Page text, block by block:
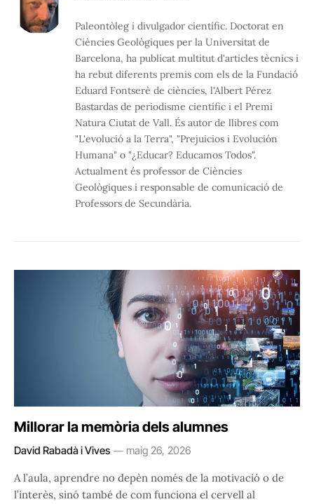
Paleontòleg i divulgador científic. Doctorat en
Ciències Geològiques per la Universitat de
Barcelona, ha publicat multitut d'articles tècnics i
ha rebut diferents premis com els de la Fundació
Eduard Fontserè de ciències, l'Albert Pérez
Bastardas de periodisme científic i el Premi
Natura Ciutat de Vall. És autor de llibres com
"L'evolució a la Terra", "Prejuicios i Evolución
Humana" o "¿Educar? Educamos Todos".
Actualment és professor de Ciències
Geològiques i responsable de comunicació de
Professors de Secundària.
Millorar la memòria dels alumnes
David Rabadà i Vives maig 26, 2026
A l’aula, aprendre no depèn només de la motivació o de
l’interès, sinó també de com funciona el cervell al